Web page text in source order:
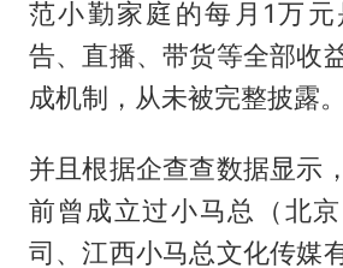
范小勤家庭的每月1万
告、直播、带货等全部收
成机制，从未被完整披露。
并且根据企查查数据显示
前曾成立过小马总（北
司、江西小马总文化传媒